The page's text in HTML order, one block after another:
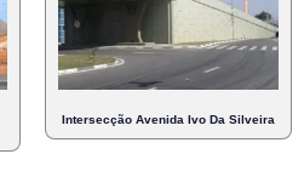
Intersecção Avenida Ivo Da Silveira